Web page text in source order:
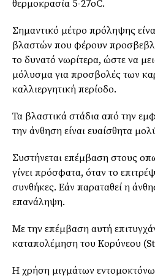
θερμοκρασία 5-27οC.
Σημαντικό μέτρο πρόληψης
βλαστών που φέρουν
το δυνατό νωρίτερα, ώστε να
μόλυσμα για προσβολές των
καλλιεργητική περίοδο.
Τα βλαστικά στάδια από την
την άνθηση είναι ευαίσθητα
Συστήνεται επέμβαση στους
γίνει πρόσφατα, όταν το
συνθήκες. Εάν παραταθεί η
επανάληψη.
Με την επέμβαση αυτή
καταπολέμηση του Κορύνεου
Η χρήση μιγμάτων